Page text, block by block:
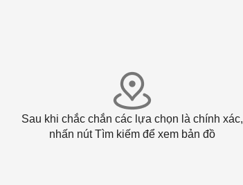
Sau khi chắc chắn các lựa chọn là chính xác,
nhấn nút Tìm kiếm để xem bản đồ